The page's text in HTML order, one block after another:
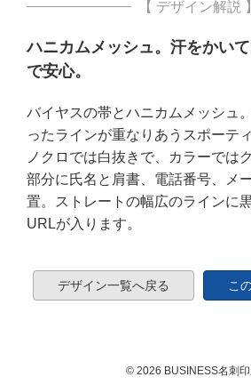
【 デザイン解説 】
ハニカムメッシュ。汗をかい
で安心。
バイヤスの帯とハニカムメッシュ
ったラインが重なりあうスポーテ
ノクロでは白抜きで、カラーでは
部分に氏名と肩書、電話番号、メ
置。ストレートの幅広のラインに
URLが入ります。
デザイン一覧へ戻る こ
© 2026 BUSINESS名刺